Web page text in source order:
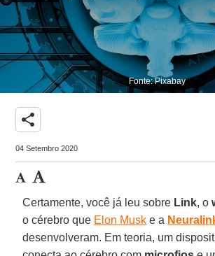
Fonte: Pixabay
share
04 Setembro 2020
Certamente, você já leu sobre Link, o
o cérebro que Elon Musk e a
desenvolveram. Em teoria, um